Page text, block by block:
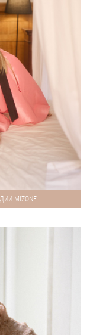
MIZONE